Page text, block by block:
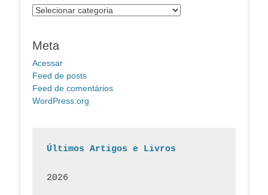
Categorias
Meta
Acessar
Feed de posts
Feed de comentários
WordPress.org
Últimos Artigos e Livros
2026